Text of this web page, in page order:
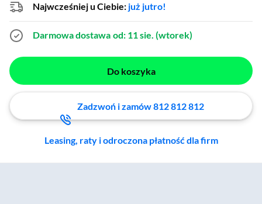
Najwcześniej u Ciebie: już jutro!
Darmowa dostawa od: 11 sie. (wtorek)
Do koszyka
Zadzwoń i zamów 812 812 812
Leasing, raty i odroczona płatność dla firm